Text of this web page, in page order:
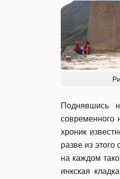
Поднявшись
современного
хроник
разве из
на каждом
инкская